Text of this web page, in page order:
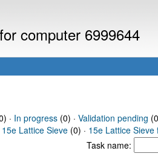
computer 6999644
· In progress(0) · Validation pending
15e Lattice Sieve (0) · 15e Lattice
Task name: